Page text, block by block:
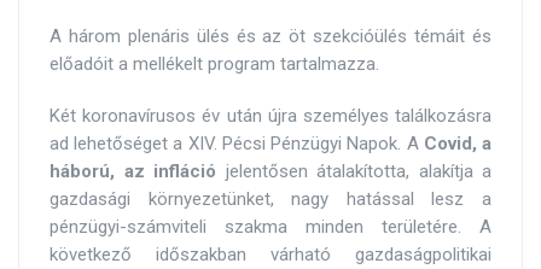
A három plenáris ülés és az öt szekcióülés témáit és
előadóit a mellékelt program tartalmazza.
Két koronavírusos év után újra személyes találkozásra
ad lehetőséget a XIV. Pécsi Pénzügyi Napok. A Covid, a
háború, az infláció jelentősen átalakította, alakítja a
gazdasági környezetünket, nagy hatással lesz a
pénzügyi-számviteli szakma minden területére. A
következő időszakban várható gazdaságpolitikai